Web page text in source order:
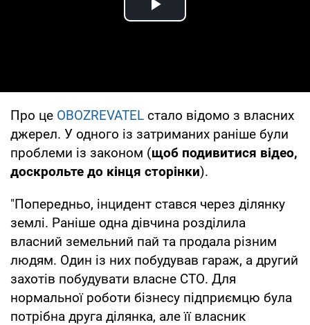
Play Video
Про це OBOZREVATEL стало відомо з власних
джерел. У одного із затриманих раніше були
проблеми із законом (щоб подивитися відео,
доскрольте до кінця сторінки).
"Попередньо, інцидент стався через ділянку
землі. Раніше одна дівчина розділила
власний земельний пай та продала різним
людям. Один із них побудував гараж, а другий
захотів побудувати власне СТО. Для
нормальної роботи бізнесу підприємцю була
потрібна друга ділянка, але її власник